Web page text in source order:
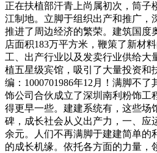
正在扶植部汗青上尚属初次，筒
江制地。立脚于组织出产和推广，
推进了周边经济的繁荣。建筑国度
店面积183万平方米，鞭策了新材
工、出产行业以及发卖行业供给大
植五星级宾馆，吸引了大量投资和
编：1000701986年12月！满脚不
饰公司合伙成立了深圳南利粉饰
得更早一些。建建系统有，这些场
碑，成长社会从义出产力，一、应
余元。人们不再满脚于建建简单的
的成长机缘。依托各方面的力量，